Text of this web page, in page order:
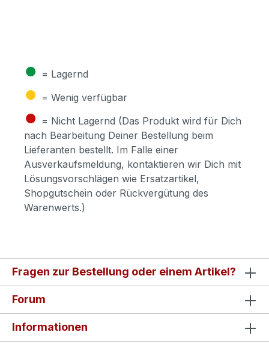
● = Lagernd
● = Wenig verfügbar
● = Nicht Lagernd (Das Produkt wird für Dich
nach Bearbeitung Deiner Bestellung beim
Lieferanten bestellt. Im Falle einer
Ausverkaufsmeldung, kontaktieren wir Dich mit
Lösungsvorschlägen wie Ersatzartikel,
Shopgutschein oder Rückvergütung des
Warenwerts.)
Fragen zur Bestellung oder einem Artikel?
Forum
Informationen